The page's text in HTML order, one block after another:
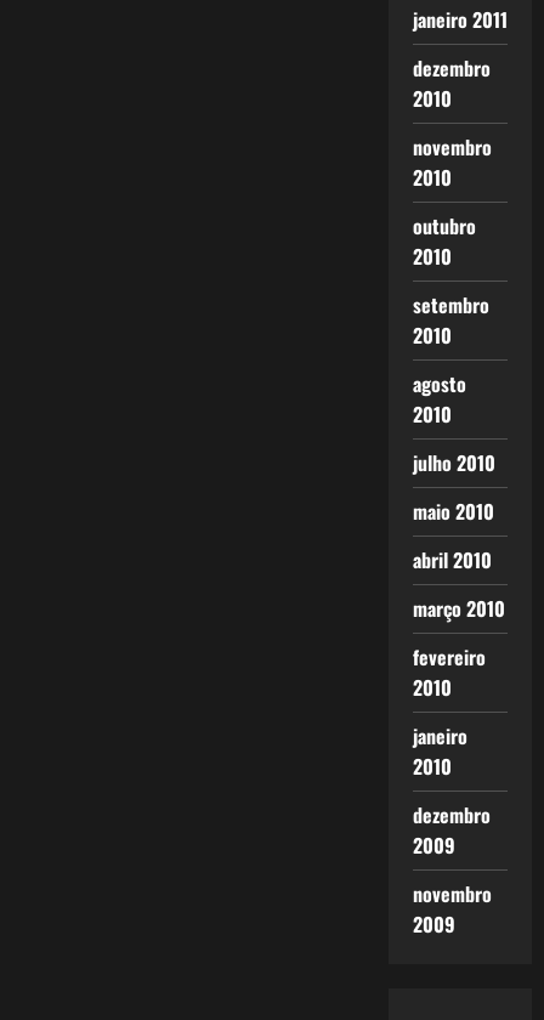
janeiro 2011
dezembro
2010
novembro
2010
outubro
2010
setembro
2010
agosto
2010
julho 2010
maio 2010
abril 2010
março 2010
fevereiro
2010
janeiro
2010
dezembro
2009
novembro
2009